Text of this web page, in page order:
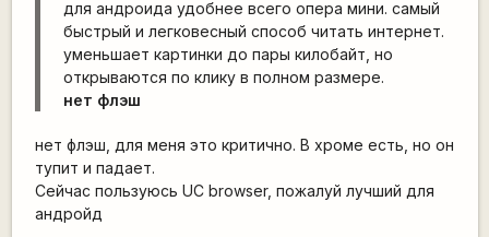
для андроида удобнее всего опера мини. самый
быстрый и легковесный способ читать интернет.
уменьшает картинки до пары килобайт, но
открываются по клику в полном размере.
нет флэш
нет флэш, для меня это критично. В хроме есть, но он
тупит и падает.
Сейчас пользуюсь UC browser, пожалуй лучший для
андройд